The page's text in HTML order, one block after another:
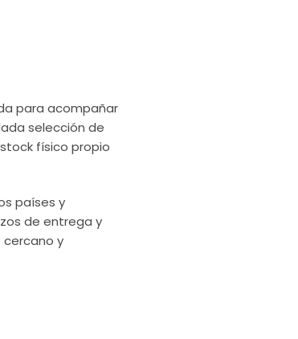
para acompañar
selección de
físico propio
países y
de entrega y
cercano y